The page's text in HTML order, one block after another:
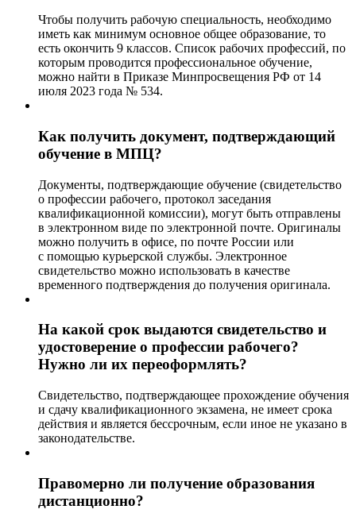
Чтобы получить рабочую специальность, необходимо
иметь как минимум основное общее образование, то
есть окончить 9 классов. Список рабочих профессий, по
которым проводится профессиональное обучение,
можно найти в Приказе Минпросвещения РФ от 14
июля 2023 года № 534.
Как получить документ, подтверждающий
обучение в МПЦ?
Документы, подтверждающие обучение (свидетельство
о профессии рабочего, протокол заседания
квалификационной комиссии), могут быть отправлены
в электронном виде по электронной почте. Оригиналы
можно получить в офисе, по почте России или
с помощью курьерской службы. Электронное
свидетельство можно использовать в качестве
временного подтверждения до получения оригинала.
На какой срок выдаются свидетельство и
удостоверение о профессии рабочего?
Нужно ли их переоформлять?
Свидетельство, подтверждающее прохождение обучения
и сдачу квалификационного экзамена, не имеет срока
действия и является бессрочным, если иное не указано в
законодательстве.
Правомерно ли получение образования
дистанционно?